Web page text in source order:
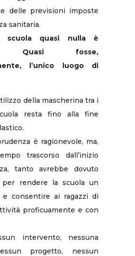
delle previsioni imposte
sanitaria.
quasi nulla è
Quasi fosse,
l’unico luogo di
della mascherina tra i
resta fino alla fine
è ragionevole, ma,
trascorso dall’inizio
tanto avrebbe dovuto
rendere la scuola un
e consentire ai ragazzi di
proficuamente e con
intervento, nessuna
progetto, nessun